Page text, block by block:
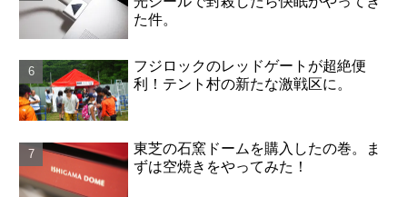
た件。
フジロックのレッドゲートが超絶便
利！テント村の新たな激戦区に。
東芝の石窯ドームを購入したの巻。ま
ずは空焼きをやってみた！